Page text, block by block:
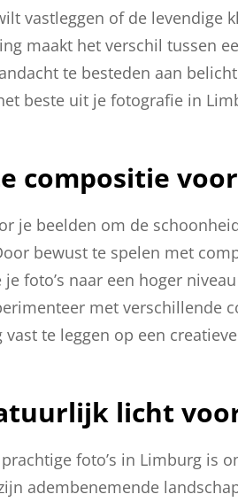
vastleggen of de levendige
maakt het verschil tussen
te besteden aan
beste uit je fotografie in
compositie
je beelden om de
bewust te spelen met
foto’s naar een hoger
met verschillende
te leggen op een
licht
foto’s in Limburg is
adembenemende